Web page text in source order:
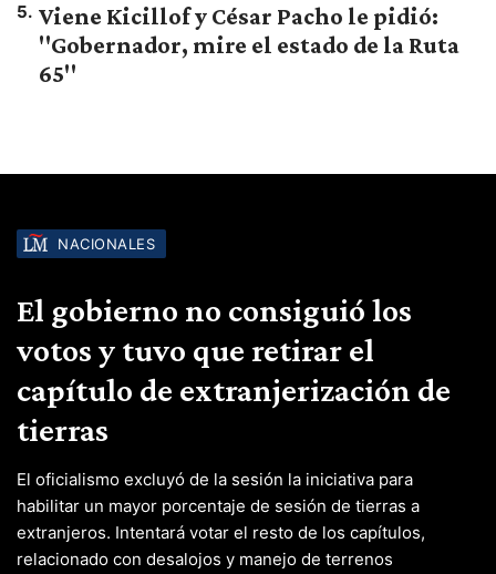
5. Viene Kicillof y César Pacho le pidió:
"Gobernador, mire el estado de la Ruta
65"
NACIONALES
El gobierno no consiguió los
votos y tuvo que retirar el
capítulo de extranjerización de
tierras
El oficialismo excluyó de la sesión la iniciativa para
habilitar un mayor porcentaje de sesión de tierras a
extranjeros. Intentará votar el resto de los capítulos,
relacionado con desalojos y manejo de terrenos